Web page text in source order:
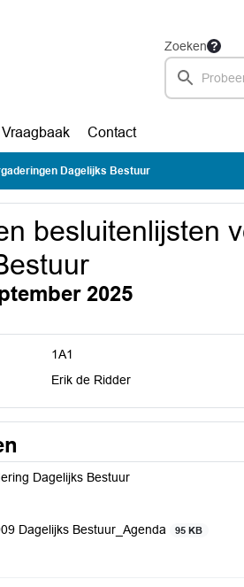
Zoeken
Vraagbaak Contact
Dagelijks Bestuur
besluitenlijsten
2025
1A1
Erik de Ridder
Dagelijks Bestuur
Dagelijks Bestuur_Agenda
95 KB